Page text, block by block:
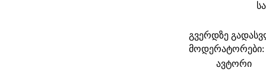
გვერდზე
მოდერატორები:
ავტორი